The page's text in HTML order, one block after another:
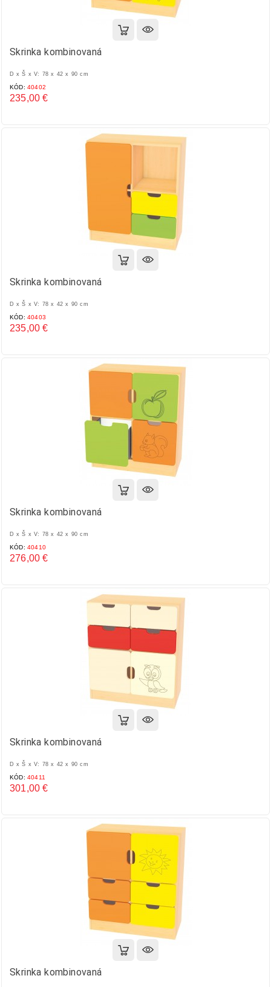
Skrinka kombinovaná
D x Š x V: 78 x 42 x 90 cm
KÓD: 40402
235,00 €
Skrinka kombinovaná
D x Š x V: 78 x 42 x 90 cm
KÓD: 40403
235,00 €
Skrinka kombinovaná
D x Š x V: 78 x 42 x 90 cm
KÓD: 40410
276,00 €
Skrinka kombinovaná
D x Š x V: 78 x 42 x 90 cm
KÓD: 40411
301,00 €
Skrinka kombinovaná